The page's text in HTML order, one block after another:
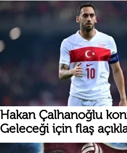
Hakan Çalhanoğlu
Geleceği için flaş